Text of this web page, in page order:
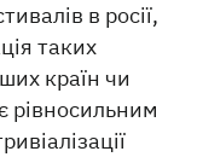
в росії,
таких
країн чи
рівносильним